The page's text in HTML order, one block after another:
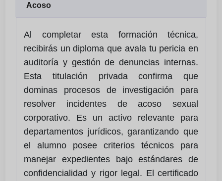
Acoso
Al completar esta formación técnica,
recibirás un diploma que avala tu pericia en
auditoría y gestión de denuncias internas.
Esta titulación privada confirma que
dominas procesos de investigación para
resolver incidentes de acoso sexual
corporativo. Es un activo relevante para
departamentos jurídicos, garantizando que
el alumno posee criterios técnicos para
manejar expedientes bajo estándares de
confidencialidad y rigor legal. El certificado